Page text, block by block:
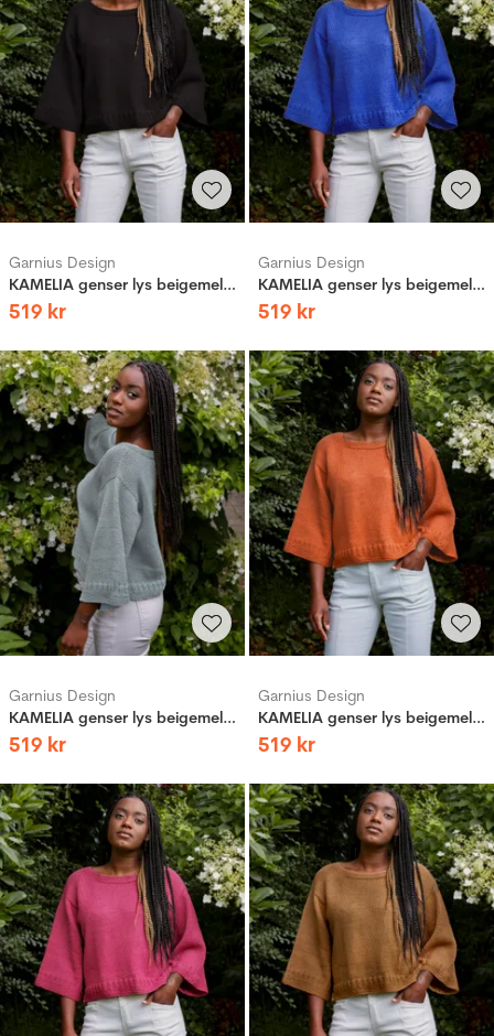
Garnius Design
KAMELIA genser lys beigemelert
519 kr
Garnius Design
KAMELIA genser lys beigemelert
519 kr
Garnius Design
KAMELIA genser lys beigemelert
519 kr
Garnius Design
KAMELIA genser lys beigemelert
519 kr